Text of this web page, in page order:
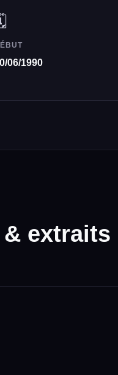
06/1990
extraits